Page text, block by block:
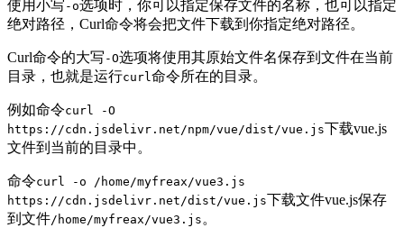
使用小写 -o选项时，你可以指定保存文件的名称，也可以指定
绝对路径，Curl命令将会把文件下载到你指定绝对路径。
Curl命令的大写 -O选项将使用其原始文件名保存到文件在当前
目录，也就是运行curl命令所在的目录。
例如命令curl -O
https://cdn.jsdelivr.net/npm/vue/dist/vue.js下载vue.js
文件到当前的目录中。
命令curl -o /home/myfreax/vue3.js
https://cdn.jsdelivr.net/dist/vue.js下载文件vue.js保存
到文件/home/myfreax/vue3.js 。